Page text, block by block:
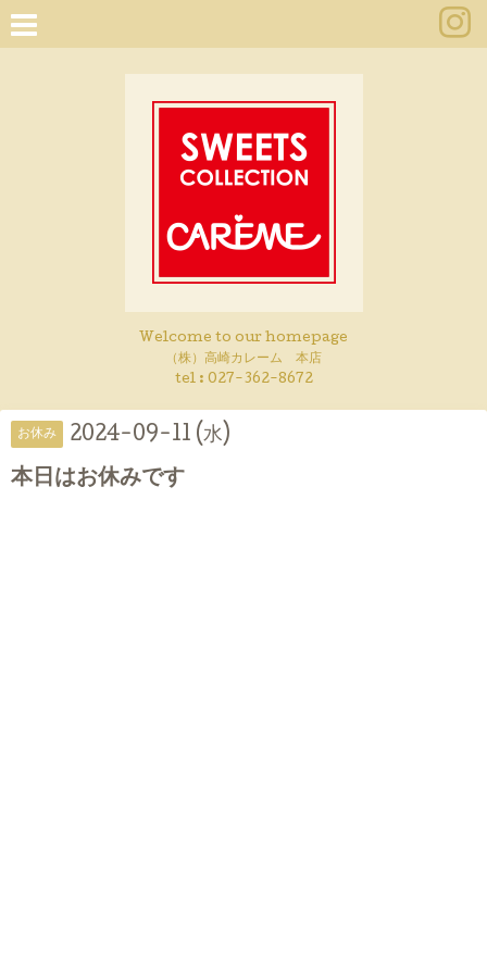
Welcome to our homepage
（株）高崎カレーム 本店
tel : 027-362-8672
お休み 2024-09-11 (水)
本日はお休みです